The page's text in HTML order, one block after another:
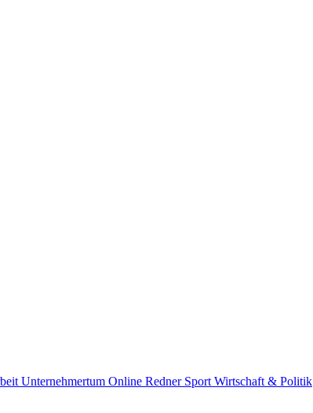
Unternehmertum Online Redner Sport Wirtschaft & Politik